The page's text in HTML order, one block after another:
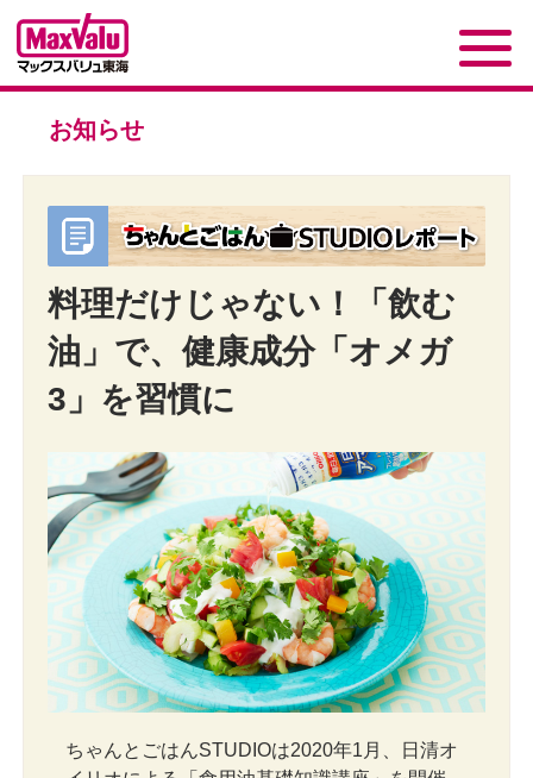
お知らせ
料理だけじゃない！「飲む
油」で、健康成分「オメガ
3」を習慣に
ちゃんとごはんSTUDIOは2020年1月、日清オ